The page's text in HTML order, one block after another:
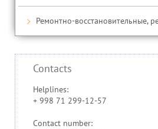
Ремонтно-восстановительные,
Contacts
Helplines:
+ 998 71 299-12-57
Contact number: